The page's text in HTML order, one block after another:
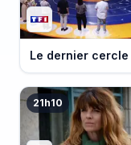
Le dernier cercle
21h10